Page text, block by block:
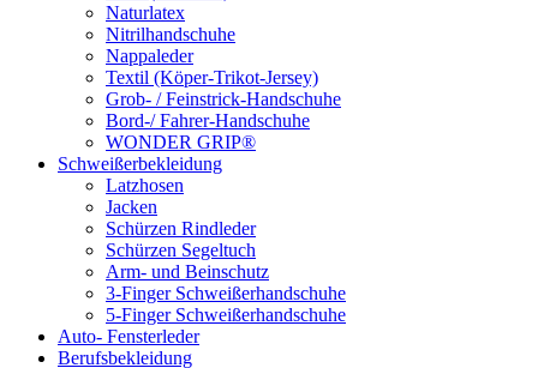
Naturlatex
Nitrilhandschuhe
Nappaleder
Textil (Köper-Trikot-Jersey)
Grob- / Feinstrick-Handschuhe
Bord-/ Fahrer-Handschuhe
WONDER GRIP®
Schweißerbekleidung
Latzhosen
Jacken
Schürzen Rindleder
Schürzen Segeltuch
Arm- und Beinschutz
3-Finger Schweißerhandschuhe
5-Finger Schweißerhandschuhe
Auto- Fensterleder
Berufsbekleidung